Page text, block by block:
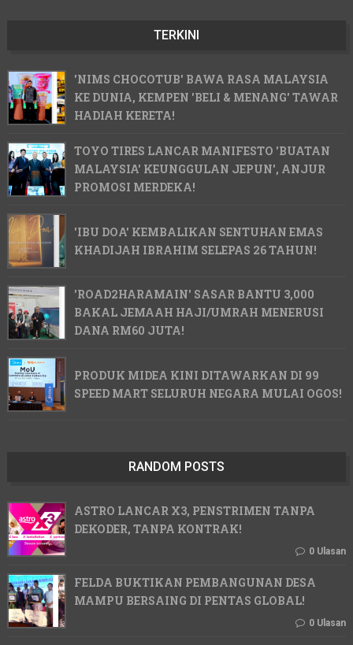
TERKINI
'NIMS CHOCOTUB' BAWA RASA MALAYSIA
KE DUNIA, KEMPEN 'BELI & MENANG' TAWAR
HADIAH KERETA!
TOYO TIRES LANCAR MANIFESTO 'BUATAN
MALAYSIA' KEUNGGULAN JEPUN', ANJUR
PROMOSI MERDEKA!
'IBU DOA' KEMBALIKAN SENTUHAN EMAS
KHADIJAH IBRAHIM SELEPAS 26 TAHUN!
'ROAD2HARAMAIN' SASAR BANTU 3,000
BAKAL JEMAAH HAJI/UMRAH MENERUSI
DANA RM60 JUTA!
PRODUK MIDEA KINI DITAWARKAN DI 99
SPEED MART SELURUH NEGARA MULAI OGOS!
RANDOM POSTS
ASTRO LANCAR X3, PENSTRIMEN TANPA
DEKODER, TANPA KONTRAK!
0 Ulasan
FELDA BUKTIKAN PEMBANGUNAN DESA
MAMPU BERSAING DI PENTAS GLOBAL!
0 Ulasan